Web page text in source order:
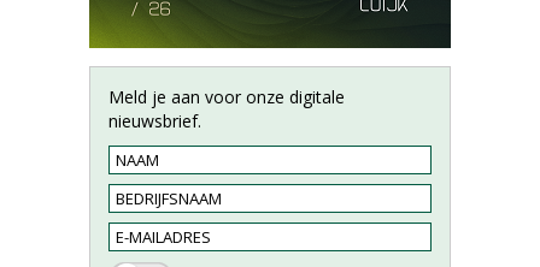
Meld je aan voor onze digitale
nieuwsbrief.